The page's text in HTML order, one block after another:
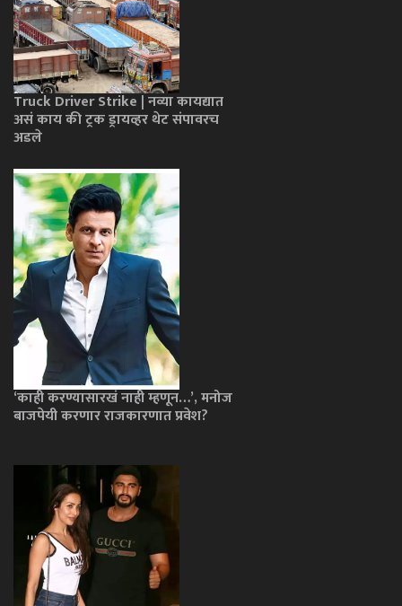
Truck Driver Strike | नव्या कायद्यात
असं काय की ट्रक ड्रायव्हर थेट संपावरच
अडले
‘काही करण्यासारखं नाही म्हणून…’, मनोज
बाजपेयी करणार राजकारणात प्रवेश?